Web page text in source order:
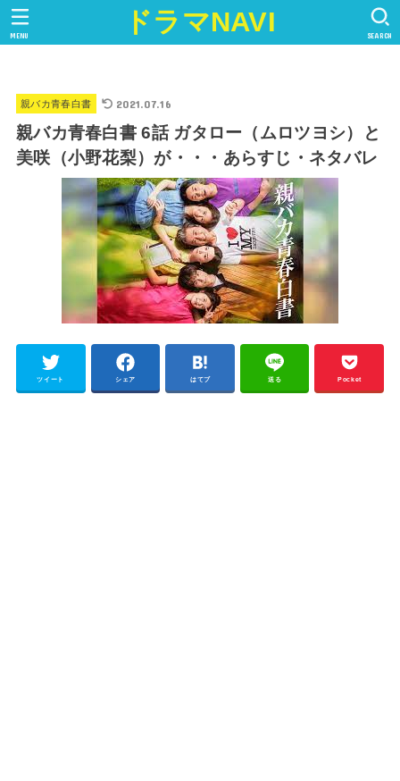
ドラマNAVI SEARCH
MENU
親バカ青春白書 2021.07.16
親バカ青春白書 6話 ガタロー（ムロツヨシ）と
美咲（小野花梨）が・・・あらすじ・ネタバレ
ツイート シェア はてブ 送る Pocket